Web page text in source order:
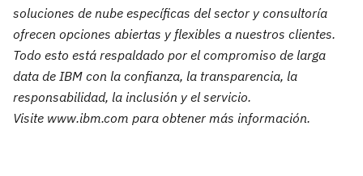
soluciones de nube específicas del sector y consultoría
ofrecen opciones abiertas y flexibles a nuestros clientes.
Todo esto está respaldado por el compromiso de larga
data de IBM con la confianza, la transparencia, la
responsabilidad, la inclusión y el servicio.
Visite www.ibm.com para obtener más información.